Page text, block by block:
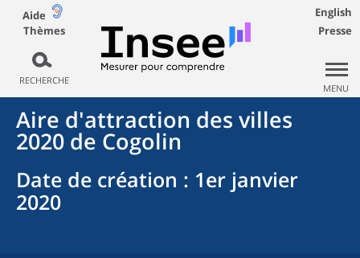
Aide
Thèmes
RECHERCHE
English
Presse
MENU
Aire d'attraction des villes
2020 de Cogolin
Date de création : 1er janvier
2020